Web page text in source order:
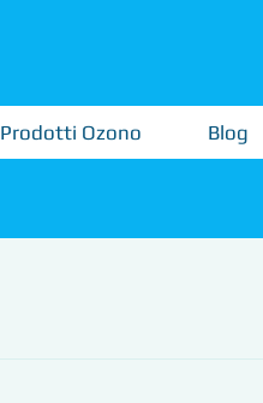
Prodotti Ozono Blog